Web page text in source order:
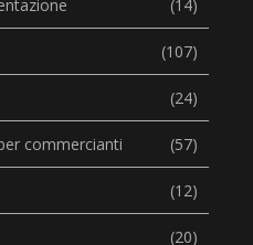
(14)
(107)
(24)
commercianti (57)
(12)
(20)